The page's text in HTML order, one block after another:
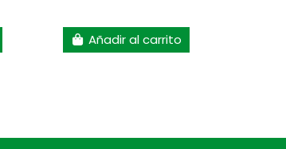
Añadir al carrito